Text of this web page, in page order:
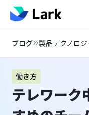
ブログ 製品テクノロジ
働き方
テレワーク